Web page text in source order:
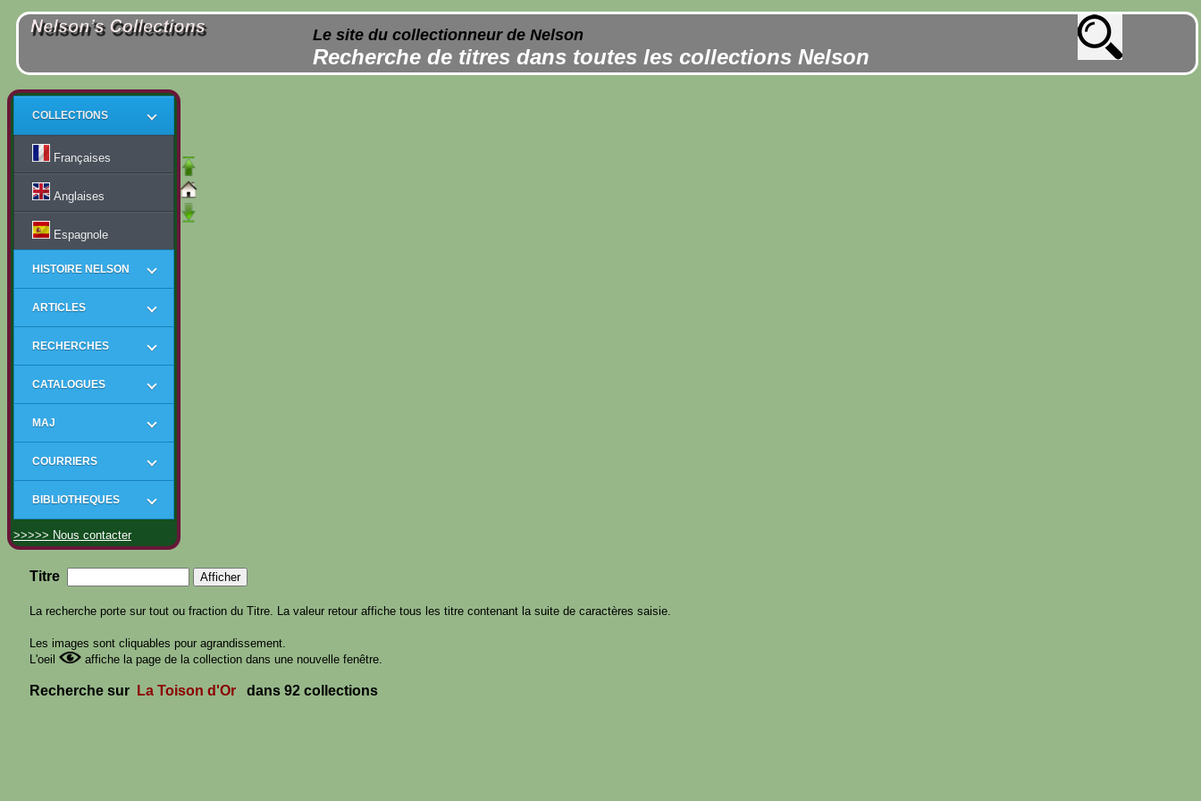
Le site du collectionneur de Nelson
Recherche de titres dans toutes les collections Nelson
COLLECTIONS
Françaises
Anglaises
Espagnole
HISTOIRE NELSON
ARTICLES
RECHERCHES
CATALOGUES
MAJ
COURRIERS
BIBLIOTHEQUES
>>>>> Nous contacter
Titre
La recherche porte sur tout ou fraction du Titre. La valeur retour affiche tous les titre contenant la suite de caractères saisie.
Les images sont cliquables pour agrandissement.
L'oeil
affiche la page de la collection dans une nouvelle fenêtre.
Recherche sur La Toison d'Or dans 92 collections